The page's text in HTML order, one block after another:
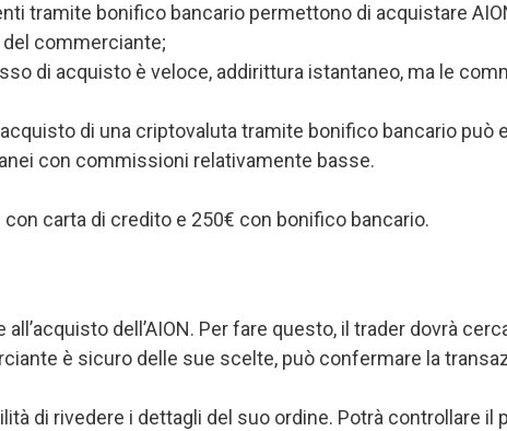
tramite bonifico bancario permettono di acquistare
commerciante;
di acquisto è veloce, addirittura istantaneo, ma le
di una criptovaluta tramite bonifico bancario può
con commissioni relativamente basse.
carta di credito e 250€ con bonifico bancario.
dell’AION. Per fare questo, il trader dovrà
è sicuro delle sue scelte, può confermare la
di rivedere i dettagli del suo ordine. Potrà controllare il